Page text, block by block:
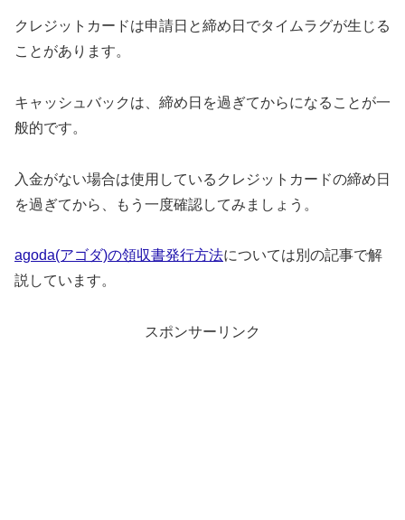
クレジットカードは申請日と締め日でタイムラグが生じる
ことがあります。
キャッシュバックは、締め日を過ぎてからになることが一
般的です。
入金がない場合は使用しているクレジットカードの締め日
を過ぎてから、もう一度確認してみましょう。
agoda(アゴダ)の領収書発行方法については別の記事で解
説しています。
スポンサーリンク